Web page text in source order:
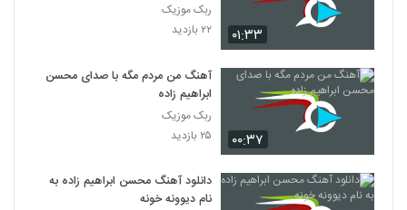
1142
دانلود آهنگ جدید و زیبای محسن داداشی با
۵۲۹ بازدید
دانلود آهنگ شدنی نیست از محسن بازرگان به
همراه متن ترانه
۳۱۹ بازدید
دانلود آهنگ چال گونه از محسن بهمنی
۰۱:۳۳
ربک موزیک
۲۲ بازدید
۰۰:۳۷
آهنگ من مردم مگه با صدای محسن
ابراهیم زاده
ربک موزیک
۲۵ بازدید
دانلود آهنگ محسن ابراهیم زاده به
نام دیوونه خونه